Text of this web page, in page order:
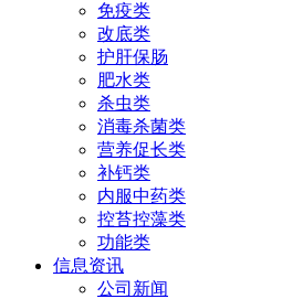
免疫类
改底类
护肝保肠
肥水类
杀虫类
消毒杀菌类
营养促长类
补钙类
内服中药类
控苔控藻类
功能类
信息资讯
公司新闻